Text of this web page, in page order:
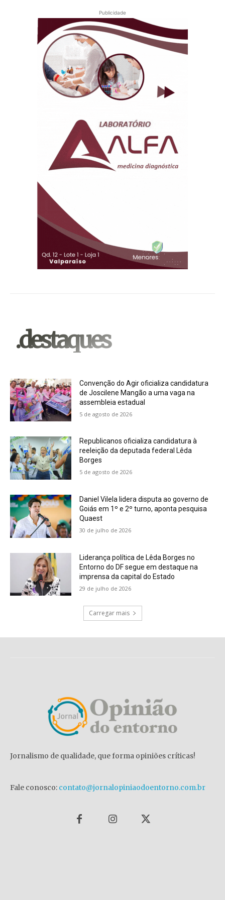
Publicidade
.destaques
Convenção do Agir oficializa candidatura
de Joscilene Mangão a uma vaga na
assembleia estadual
5 de agosto de 2026
Republicanos oficializa candidatura à
reeleição da deputada federal Lêda
Borges
5 de agosto de 2026
Daniel Vilela lidera disputa ao governo de
Goiás em 1º e 2º turno, aponta pesquisa
Quaest
30 de julho de 2026
Liderança política de Lêda Borges no
Entorno do DF segue em destaque na
imprensa da capital do Estado
29 de julho de 2026
Carregar mais
Jornalismo de qualidade, que forma opiniões críticas!
Fale conosco: contato@jornalopiniaodoentorno.com.br